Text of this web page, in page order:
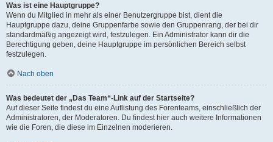
Was ist eine Hauptgruppe?
Wenn du Mitglied in mehr als einer Benutzergruppe bist, dient die
Hauptgruppe dazu, deine Gruppenfarbe sowie den Gruppenrang, der bei dir
standardmäßig angezeigt wird, festzulegen. Ein Administrator kann dir die
Berechtigung geben, deine Hauptgruppe im persönlichen Bereich selbst
festzulegen.
Nach oben
Was bedeutet der „Das Team“-Link auf der Startseite?
Auf dieser Seite findest du eine Auflistung des Forenteams, einschließlich der
Administratoren, der Moderatoren. Du findest hier auch weitere Informationen
wie die Foren, die diese im Einzelnen moderieren.